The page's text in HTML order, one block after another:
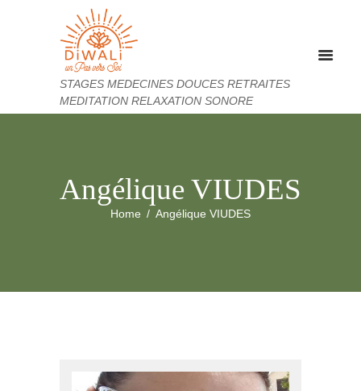
STAGES MEDECINES DOUCES RETRAITES
MEDITATION RELAXATION SONORE
Angélique VIUDES
Home Angélique VIUDES